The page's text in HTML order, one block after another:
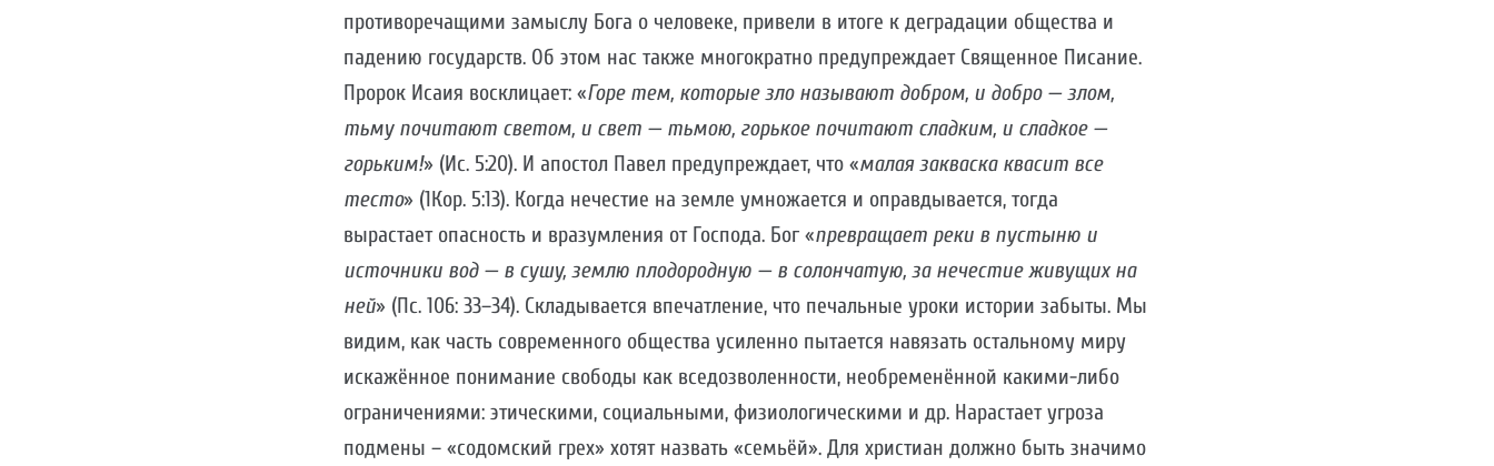
противоречащими замыслу Бога о человеке, привели в итоге к деградации общества и
падению государств. Об этом нас также многократно предупреждает Священное Писание.
Пророк Исаия восклицает: «Горе тем, которые зло называют добром, и добро — злом,
тьму почитают светом, и свет — тьмою, горькое почитают сладким, и сладкое —
горьким!» (Ис. 5:20). И апостол Павел предупреждает, что «малая закваска квасит все
тесто» (1Кор. 5:13). Когда нечестие на земле умножается и оправдывается, тогда
вырастает опасность и вразумления от Господа. Бог «превращает реки в пустыню и
источники вод — в сушу, землю плодородную — в солончатую, за нечестие живущих на
ней» (Пс. 106: 33–34). Складывается впечатление, что печальные уроки истории забыты. Мы
видим, как часть современного общества усиленно пытается навязать остальному миру
искажённое понимание свободы как вседозволенности, необременённой какими-либо
ограничениями: этическими, социальными, физиологическими и др. Нарастает угроза
подмены – «содомский грех» хотят назвать «семьёй». Для христиан должно быть значимо